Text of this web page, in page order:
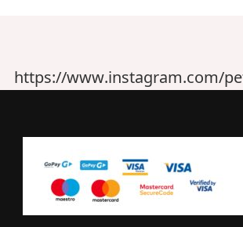
https://www.instagram.com/